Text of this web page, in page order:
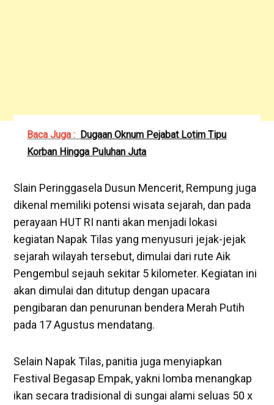
Baca Juga : Dugaan Oknum Pejabat Lotim Tipu
Korban Hingga Puluhan Juta
‎‎Slain Peringgasela Dusun Mencerit, Rempung juga
dikenal memiliki potensi wisata sejarah, dan pada
perayaan HUT RI nanti akan menjadi lokasi
kegiatan Napak Tilas yang menyusuri jejak-jejak
sejarah wilayah tersebut, dimulai dari rute Aik
Pengembul sejauh sekitar 5 kilometer. Kegiatan ini
akan dimulai dan ditutup dengan upacara
pengibaran dan penurunan bendera Merah Putih
pada 17 Agustus mendatang.
‎Selain Napak Tilas, panitia juga menyiapkan
Festival Begasap Empak, yakni lomba menangkap
ikan secara tradisional di sungai alami seluas 50 x